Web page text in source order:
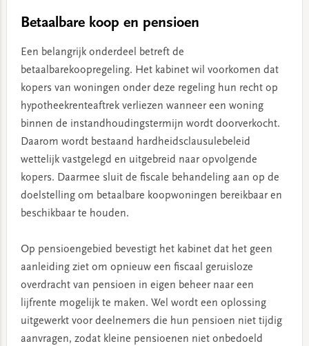
Betaalbare koop en pensioen
Een belangrijk onderdeel betreft de
betaalbarekoopregeling. Het kabinet wil voorkomen dat
kopers van woningen onder deze regeling hun recht op
hypotheekrenteaftrek verliezen wanneer een woning
binnen de instandhoudingstermijn wordt doorverkocht.
Daarom wordt bestaand hardheidsclausulebeleid
wettelijk vastgelegd en uitgebreid naar opvolgende
kopers. Daarmee sluit de fiscale behandeling aan op de
doelstelling om betaalbare koopwoningen bereikbaar en
beschikbaar te houden.
Op pensioengebied bevestigt het kabinet dat het geen
aanleiding ziet om opnieuw een fiscaal geruisloze
overdracht van pensioen in eigen beheer naar een
lijfrente mogelijk te maken. Wel wordt een oplossing
uitgewerkt voor deelnemers die hun pensioen niet tijdig
aanvragen, zodat kleine pensioenen niet onbedoeld